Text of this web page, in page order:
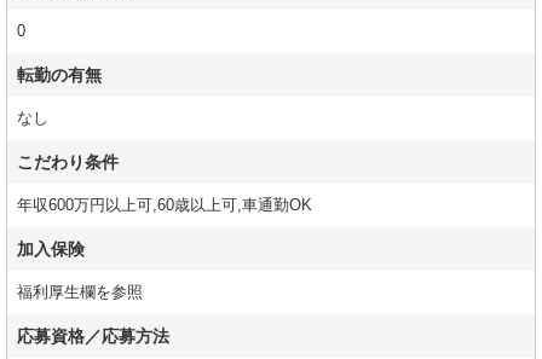
0
転勤の有無
なし
こだわり条件
年収600万円以上可,60歳以上可,車通勤OK
加入保険
福利厚生欄を参照
応募資格／応募方法